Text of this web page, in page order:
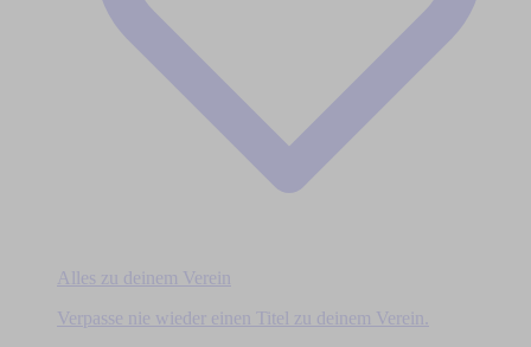
Alles zu deinem Verein
Verpasse nie wieder einen Titel zu deinem Verein.